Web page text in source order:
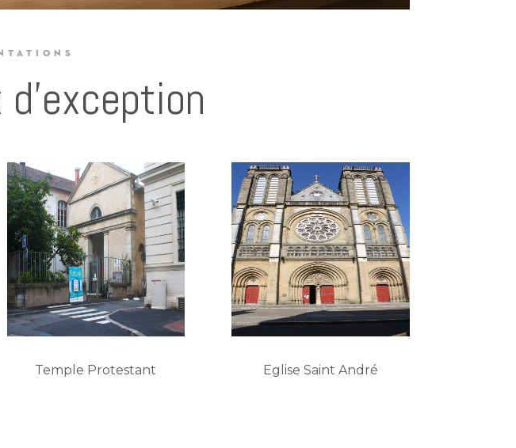
Temple Protestant Eglise Saint André